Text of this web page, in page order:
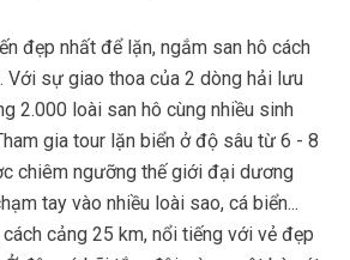
đẹp nhất để lặn, ngắm san hô cách
Với sự giao thoa của 2 dòng hải lưu
2.000 loài san hô cùng nhiều sinh
gia tour lặn biển ở độ sâu từ 6 - 8
chiêm ngưỡng thế giới đại dương
tay vào nhiều loài sao, cá biển...
cảng 25 km, nổi tiếng với vẻ đẹp